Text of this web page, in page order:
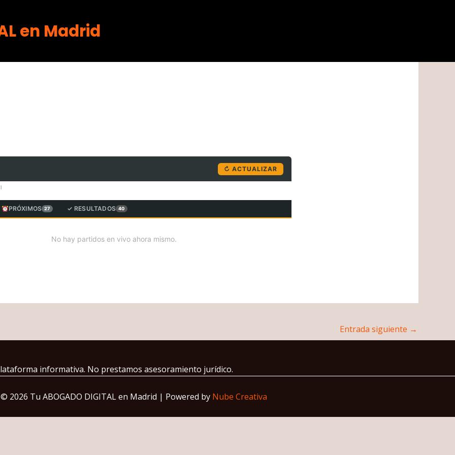
en Madrid
↻ ACTUALIZAR
PRÓXIMOS 27 ✓ RESULTADOS 40
No hay partidos en vivo ahora mismo.
Entrada siguiente →
informativa. No prestamos asesoramiento jurídico.
2026 Tu ABOGADO DIGITAL en Madrid | Powered by Nube Creativa